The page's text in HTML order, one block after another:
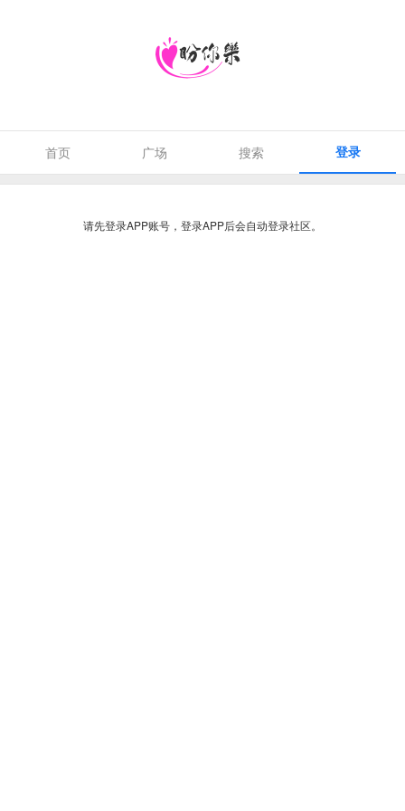
首页 广场 搜索 登录
请先登录APP账号，登录APP后会自动登录社区。